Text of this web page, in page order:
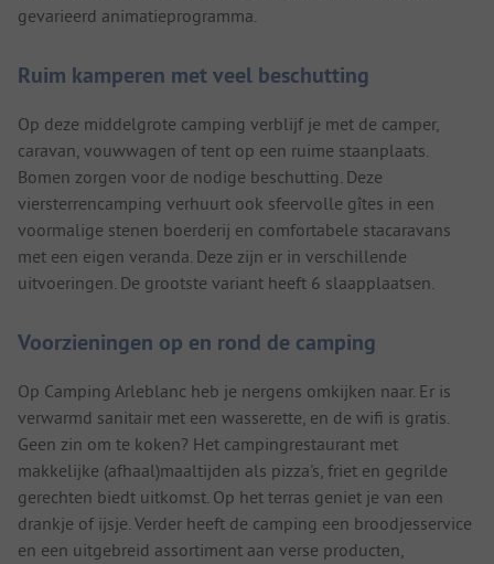
gevarieerd animatieprogramma.
Ruim kamperen met veel beschutting
Op deze middelgrote camping verblijf je met de camper,
caravan, vouwwagen of tent op een ruime staanplaats.
Bomen zorgen voor de nodige beschutting. Deze
viersterrencamping verhuurt ook sfeervolle gîtes in een
voormalige stenen boerderij en comfortabele stacaravans
met een eigen veranda. Deze zijn er in verschillende
uitvoeringen. De grootste variant heeft 6 slaapplaatsen.
Voorzieningen op en rond de camping
Op Camping Arleblanc heb je nergens omkijken naar. Er is
verwarmd sanitair met een wasserette, en de wifi is gratis.
Geen zin om te koken? Het campingrestaurant met
makkelijke (afhaal)maaltijden als pizza's, friet en gegrilde
gerechten biedt uitkomst. Op het terras geniet je van een
drankje of ijsje. Verder heeft de camping een broodjesservice
en een uitgebreid assortiment aan verse producten,